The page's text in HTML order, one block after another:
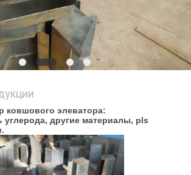
ковшового элеватора:
углерода, другие материалы, pls